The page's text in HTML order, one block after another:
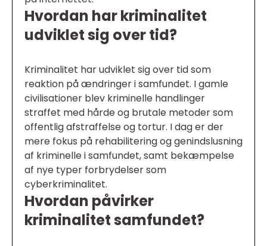
Hvordan har kriminalitet
udviklet sig over tid?
Kriminalitet har udviklet sig over tid som
reaktion på ændringer i samfundet. I gamle
civilisationer blev kriminelle handlinger
straffet med hårde og brutale metoder som
offentlig afstraffelse og tortur. I dag er der
mere fokus på rehabilitering og genindslusning
af kriminelle i samfundet, samt bekæmpelse
af nye typer forbrydelser som
cyberkriminalitet.
Hvordan påvirker
kriminalitet samfundet?